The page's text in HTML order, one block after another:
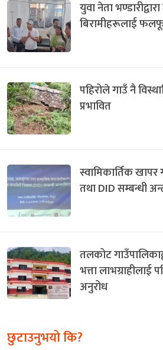
युवा नेता
बिरामीहरूलाई
पहिरोले गाउँ नै
प्रभावित
स्वामिकार्तिक खापर
तथा DID सम्बन्धी
तलकोट
भत्ता लाभग्राहीलाई
अनुरोध
छुटाउनुभयो कि?